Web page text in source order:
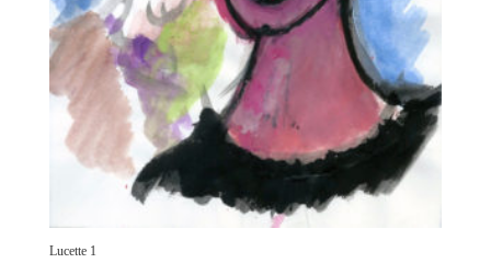
Lucette 1